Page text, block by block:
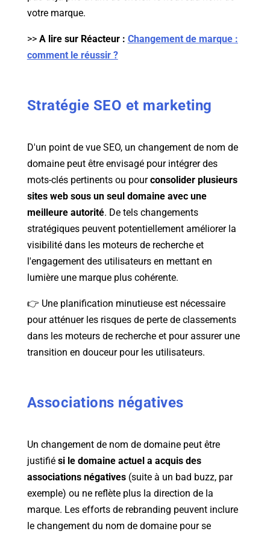
votre marque.
>> A lire sur Réacteur : Changement de marque :
comment le réussir ?
Stratégie SEO et marketing
D'un point de vue SEO, un changement de nom de
domaine peut être envisagé pour intégrer des
mots-clés pertinents ou pourconsolider plusieurs
sites web sous un seul domaine avec une
meilleure autorité. De tels changements
stratégiques peuvent potentiellement améliorer la
visibilité dans les moteurs de recherche et
l'engagement des utilisateurs en mettant en
lumière une marque plus cohérente.
👉 Une planification minutieuse est nécessaire
pour atténuer les risques de perte de classements
dans les moteurs de recherche et pour assurer une
transition en douceur pour les utilisateurs.
Associations négatives
Un changement de nom de domaine peut être
justifié si le domaine actuel a acquis des
associations négatives(suite à un bad buzz, par
exemple) ou ne reflète plus la direction de la
marque. Les efforts de rebranding peuvent inclure
le changement du nom de domaine pour se